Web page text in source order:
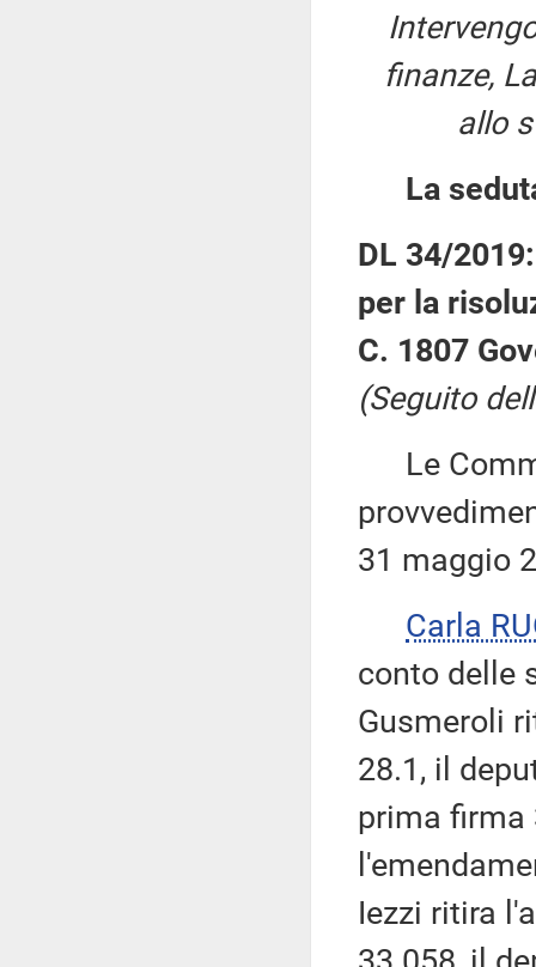
finanze,
allo
La
DL 34/
per la
C. 1807
(Seguito
Le
31 maggio
Carla
conto delle
Gusmeroli
28.1, il
prima firma
Iezzi ritira